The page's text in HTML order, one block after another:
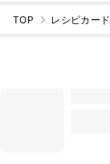
TOP レシピカード